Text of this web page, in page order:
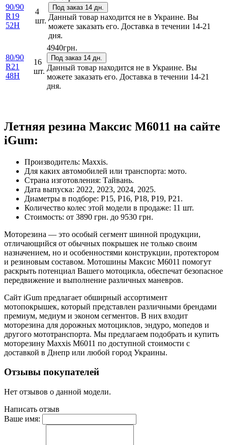
90/90
R19
52H
4
шт.
Под заказ 14 дн.
Данный товар находится не в Украине. Вы
можете заказать его. Доставка в течении 14-21
дня.
80/90
R21
48H
16
шт.
4940грн.
Под заказ 14 дн.
Данный товар находится не в Украине. Вы
можете заказать его. Доставка в течении 14-21
дня.
Летняя резина Максис М6011 на сайте
iGum:
Производитель: Maxxis.
Для каких автомобилей или транспорта: мото.
Страна изготовления: Тайвань.
Дата выпуска: 2022, 2023, 2024, 2025.
Диаметры в подборе: Р15, Р16, Р18, Р19, Р21.
Количество колес этой модели в продаже: 11 шт.
Стоимость: от 3890 грн. до 9530 грн.
Моторезина — это особый сегмент шинной продукции,
отличающийся от обычных покрышек не только своим
назначением, но и особенностями конструкции, протектором
и резиновым составом. Мотошины Максис М6011 помогут
раскрыть потенциал Вашего мотоцикла, обеспечат безопасное
передвижение и выполнение различных маневров.
Сайт iGum предлагает обширный ассортимент
мотопокрышек, который представлен различными брендами
премиум, медиум и эконом сегментов. В них входит
моторезина для дорожных мотоциклов, эндуро, мопедов и
другого мототранспорта. Мы предлагаем подобрать и купить
моторезину Maxxis M6011 по доступной стоимости с
доставкой в Днепр или любой город Украины.
Отзывы покупателей
Нет отзывов о данной модели.
Написать отзыв
Ваше имя: